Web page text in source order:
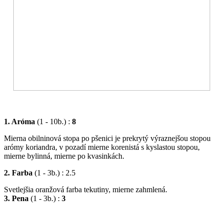
1. Aróma (1 - 10b.) : 8
Mierna obilninová stopa po pšenici je prekrytý výraznejšou stopou
arómy koriandra, v pozadí mierne korenistá s kyslastou stopou,
mierne bylinná, mierne po kvasinkách.
2. Farba (1 - 3b.) : 2.5
Svetlejšia oranžová farba tekutiny, mierne zahmlená.
3. Pena (1 - 3b.) : 3